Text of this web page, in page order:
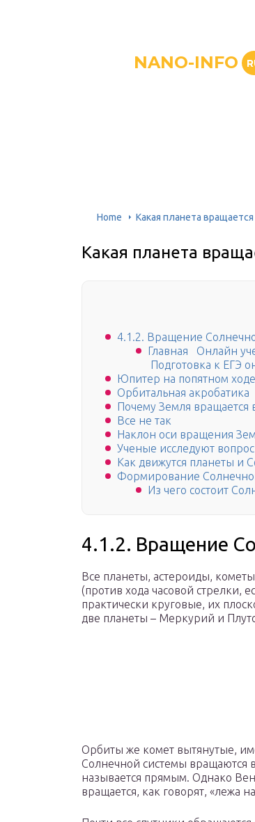
NANO-INFO
Home Какая планета
Какая планета
4.1.2. Вращение
Главная Онлайн
Подготовка к ЕГЭ
Юпитер на попятном ходе
Орбитальная акробатика
Почему Земля вращается
Все не так
Наклон оси вращения
Ученые исследуют вопрос
Как движутся планеты и
Формирование
Из чего состоит
4.1.2. Вращение
Все планеты, астероиды,
(против хода часовой стрелки,
практически круговые, их
две планеты – Меркурий и
Орбиты же комет вытянутые,
Солнечной системы вращаются
называется прямым. Однако
вращается, как говорят, «лежа